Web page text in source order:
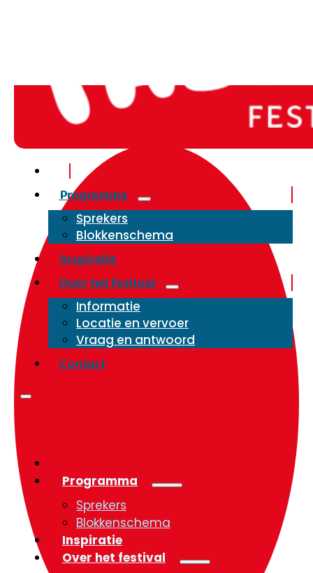
Programma
Sprekers
Blokkenschema
Inspiratie
Over het festival
Informatie
Locatie en vervoer
Vraag en antwoord
Contact
Programma
Sprekers
Blokkenschema
Inspiratie
Over het festival